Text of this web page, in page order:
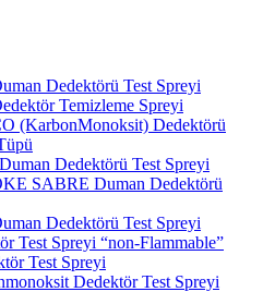
Dedektörü Test Spreyi
Temizleme Spreyi
(KarbonMonoksit) Dedektörü
Dedektörü Test Spreyi
SABRE Duman Dedektörü
Dedektörü Test Spreyi
Test Spreyi “non-Flammable”
Test Spreyi
Dedektör Test Spreyi